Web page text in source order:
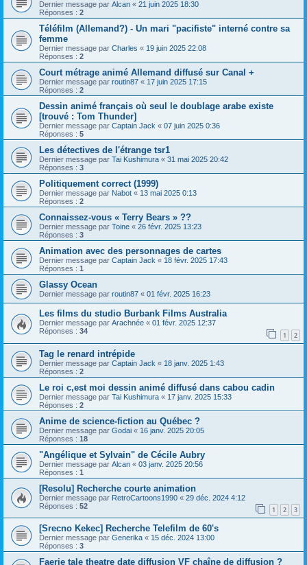
Dernier message par Alcan « 21 juin 2025 18:30
Réponses : 2
Téléfilm (Allemand?) - Un mari "pacifiste" interné contre sa
femme
Dernier message par Charles « 19 juin 2025 22:08
Réponses : 2
Court métrage animé Allemand diffusé sur Canal +
Dernier message par routin87 « 17 juin 2025 17:15
Réponses : 2
Dessin animé français où seul le doublage arabe existe
[trouvé : Tom Thunder]
Dernier message par Captain Jack « 07 juin 2025 0:36
Réponses : 5
Les détectives de l'étrange tsr1
Dernier message par Tai Kushimura « 31 mai 2025 20:42
Réponses : 3
Politiquement correct (1999)
Dernier message par Nabot « 13 mai 2025 0:13
Réponses : 2
Connaissez-vous « Terry Bears » ??
Dernier message par Toine « 26 févr. 2025 13:23
Réponses : 3
Animation avec des personnages de cartes
Dernier message par Captain Jack « 18 févr. 2025 17:43
Réponses : 1
Glassy Ocean
Dernier message par routin87 « 01 févr. 2025 16:23
Les films du studio Burbank Films Australia
Dernier message par Arachnée « 01 févr. 2025 12:37
Réponses : 34 1 2
Tag le renard intrépide
Dernier message par Captain Jack « 18 janv. 2025 1:43
Réponses : 2
Le roi c,est moi dessin animé diffusé dans cabou cadin
Dernier message par Tai Kushimura « 17 janv. 2025 15:33
Réponses : 2
Anime de science-fiction au Québec ?
Dernier message par Godai « 16 janv. 2025 20:05
Réponses : 18
"Angélique et Sylvain" de Cécile Aubry
Dernier message par Alcan « 03 janv. 2025 20:56
Réponses : 1
[Resolu] Recherche courte animation
Dernier message par RetroCartoons1990 « 29 déc. 2024 4:12
Réponses : 52 1 2 3
[Srecno Kekec] Recherche Telefilm de 60's
Dernier message par Generika « 15 déc. 2024 13:00
Réponses : 3
Faerie tale theatre date diffusion VF chaîne de diffusion ?